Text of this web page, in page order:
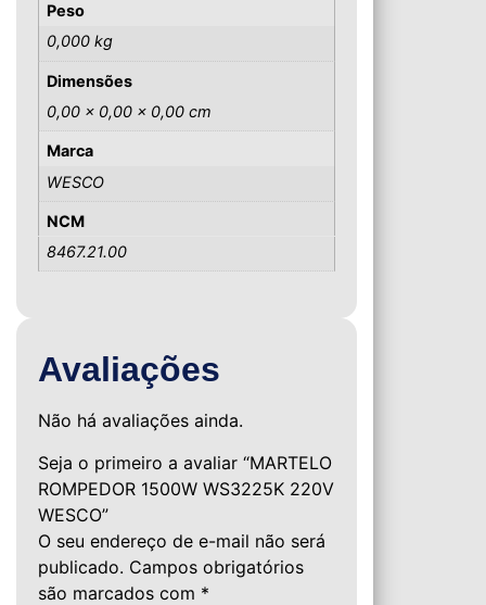
Peso
0,000 kg
Dimensões
0,00 × 0,00 × 0,00 cm
Marca
WESCO
NCM
8467.21.00
Avaliações
Não há avaliações ainda.
Seja o primeiro a avaliar “MARTELO
ROMPEDOR 1500W WS3225K 220V
WESCO”
O seu endereço de e-mail não será
publicado. Campos obrigatórios
são marcados com *